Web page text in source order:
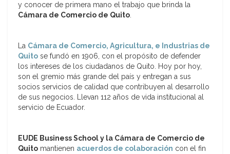
y conocer de primera mano el trabajo que brinda la
Cámara de Comercio de Quito.
La Cámara de Comercio, Agricultura, e Industrias de
Quito se fundó en 1906, con el propósito de defender
los intereses de los ciudadanos de Quito. Hoy por hoy,
son el gremio más grande del país y entregan a sus
socios servicios de calidad que contribuyen al desarrollo
de sus negocios. Llevan 112 años de vida institucional al
servicio de Ecuador.
EUDE Business School y la Cámara de Comercio de
Quito mantienen acuerdos de colaboración con el fin